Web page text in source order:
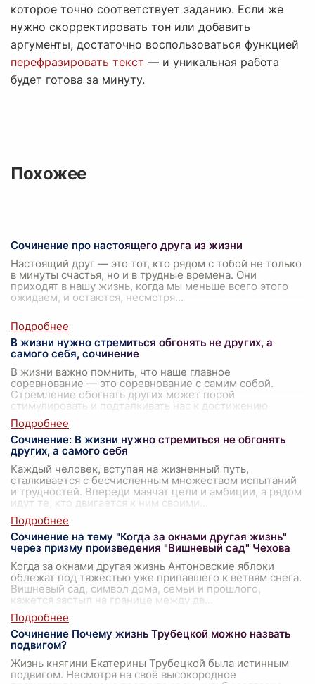
которое точно соответствует заданию. Если же
нужно скорректировать тон или добавить
аргументы, достаточно воспользоваться функцией
перефразировать текст — и уникальная работа
будет готова за минуту.
Похожее
Сочинение про настоящего друга из жизни
Настоящий друг — это тот, кто рядом с тобой не только
в минуты счастья, но и в трудные времена. Они
приходят в нашу жизнь, когда мы меньше всего этого
ожидаем, и остаются, несмотря...
В жизни нужно стремиться обгонять не других, а
самого себя, сочинение
В жизни важно помнить, что наше главное
соревнование — это соревнование с самим собой.
Стремление обогнать других может порой
стимулировать и подталкивать нас к достижению
высоких
Сочинение: В жизни нужно стремиться не обгонять
других, а самого себя
Каждый человек, вступая на жизненный путь,
сталкивается с бесчисленным множеством испытаний
и трудностей. Впереди маячат цели и амбиции, а рядом
идут те, кто двигается к ним своими
Сочинение на тему "Когда за окнами другая жизнь"
через призму произведения "Вишневый сад" Чехова
Когда за окнами другая жизнь Антоновские яблоки
облежат под тяжестью уже припавшего к ветвям снега.
Вишневый сад, символ дома, семьи и прошлого,
кажется застыл на границе между дв
Сочинение Почему жизнь Трубецкой можно назвать
подвигом?
Жизнь княгини Екатерины Трубецкой была истинным
подвигом. Несмотря на своё высокородное